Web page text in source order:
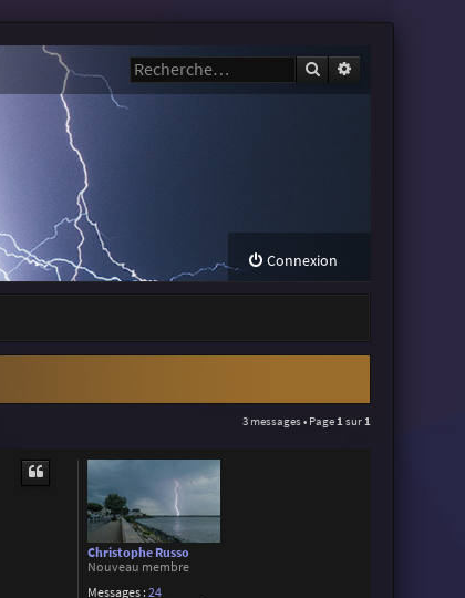
Rechercher
Connexion
3 messages • Page 1 sur 1
Christophe Russo
Nouveau membre
Messages : 24